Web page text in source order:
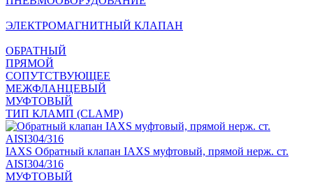
ЭЛЕКТРОМАГНИТНЫЙ КЛАПАН
ОБРАТНЫЙ
ПРЯМОЙ
СОПУТСТВУЮЩЕЕ
МЕЖФЛАНЦЕВЫЙ
МУФТОВЫЙ
ТИП КЛАМП (CLAMP)
IAXS Обратный клапан IAXS муфтовый, прямой нерж. ст.
AISI304/316
МУФТОВЫЙ